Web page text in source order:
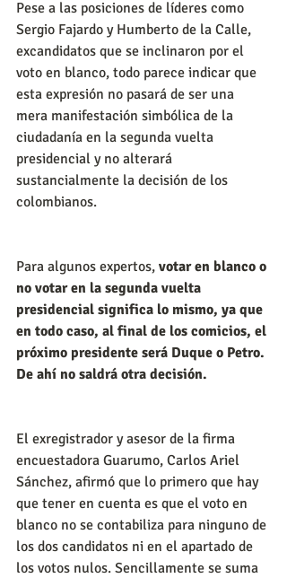
Pese a las posiciones de líderes como
Sergio Fajardo y Humberto de la Calle,
excandidatos que se inclinaron por el
voto en blanco, todo parece indicar que
esta expresión no pasará de ser una
mera manifestación simbólica de la
ciudadanía en la segunda vuelta
presidencial y no alterará
sustancialmente la decisión de los
colombianos.
Para algunos expertos, votar en blanco o
no votar en la segunda vuelta
presidencial significa lo mismo, ya que
en todo caso, al final de los comicios, el
próximo presidente será Duque o Petro.
De ahí no saldrá otra decisión.
El exregistrador y asesor de la firma
encuestadora Guarumo, Carlos Ariel
Sánchez, afirmó que lo primero que hay
que tener en cuenta es que el voto en
blanco no se contabiliza para ninguno de
los dos candidatos ni en el apartado de
los votos nulos. Sencillamente se suma